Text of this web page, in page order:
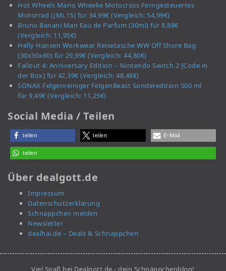
Hot Wheels Mario Wheelie Motocross Ferngesteuertes
Motorrad (JML15) für 34,99€ (Vergleich: 54,99€)
Bruno Banani Man Eau de Parfum (30ml) für 8,88€
(Vergleich: 11,95€)
Helly Hansen Workwear Reisetasche WW Off Shore Bag
(30x30x60) für 29,99€ (Vergleich: 44,80€)
Fallout 4: Anniversary Edition – Nintendo Switch 2 [Code in
der Box] für 42,39€ (Vergleich: 48,48€)
SONAX Felgenreiniger FelgenBeast Sonderedition 500 ml
für 9,49€ (Vergleich: 11,25€)
Social Media / Teilen
teilen teilen E-Mail
teilen
Über dealgott.de
Impressum
Datenschutzerklärung
Schnäppchen melden
Newsletter
dealhai.de – Deals & Schnäppchen
Viel Spaß bei Dealgott.de - dein Schnäppchenblog!